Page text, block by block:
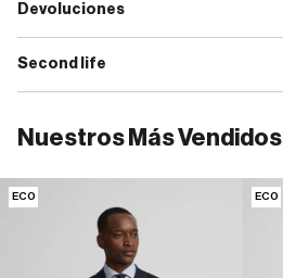
Devoluciones
Second life
Nuestros Más Vendidos
ECO ECO